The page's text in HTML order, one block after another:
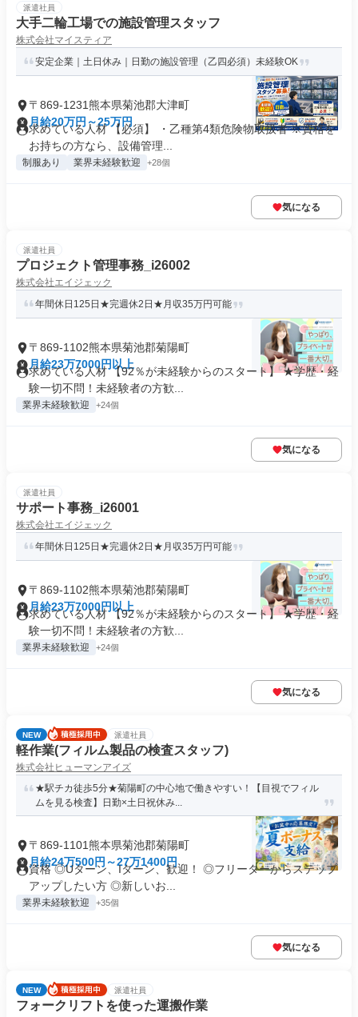
派遣社員
大手二輪工場での施設管理スタッフ
株式会社マイスティア
安定企業｜土日休み｜日勤の施設管理（乙四必須）未経験OK
〒869-1231熊本県菊池郡大津町
月給20万円～25万円
求めている人材 【必須】 ・乙種第4類危険物取扱者 ※資格を
お持ちの方なら、設備管理...
制服あり 業界未経験歓迎 +28個
気になる
派遣社員
プロジェクト管理事務_i26002
株式会社エイジェック
年間休日125日★完週休2日★月収35万円可能
〒869-1102熊本県菊池郡菊陽町
月給23万7000円以上
求めている人材 【92％が未経験からのスタート】 ★学歴・経
験一切不問！未経験者の方歓...
業界未経験歓迎 +24個
気になる
派遣社員
サポート事務_i26001
株式会社エイジェック
年間休日125日★完週休2日★月収35万円可能
〒869-1102熊本県菊池郡菊陽町
月給23万7000円以上
求めている人材 【92％が未経験からのスタート】 ★学歴・経
験一切不問！未経験者の方歓...
業界未経験歓迎 +24個
気になる
NEW 派遣社員
軽作業(フィルム製品の検査スタッフ)
株式会社ヒューマンアイズ
★駅チカ徒歩5分★菊陽町の中心地で働きやすい！【目視でフィル
ムを見る検査】日勤×土日祝休み...
〒869-1101熊本県菊池郡菊陽町
月給24万500円～27万1400円
資格 ◎Uターン、Iターン、歓迎！ ◎フリーターからステップ
アップしたい方 ◎新しいお...
業界未経験歓迎 +35個
気になる
NEW 派遣社員
フォークリフトを使った運搬作業